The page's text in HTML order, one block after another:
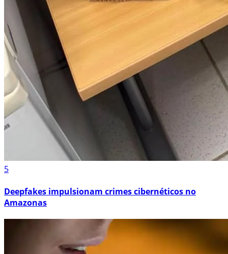
5
Deepfakes impulsionam crimes cibernéticos no
Amazonas